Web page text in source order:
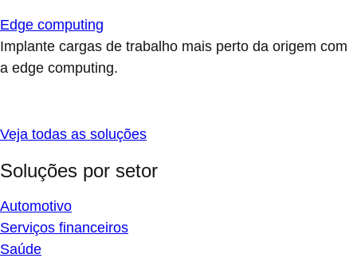
Edge computing
Implante cargas de trabalho mais perto da origem com
a edge computing.
Veja todas as soluções
Soluções por setor
Automotivo
Serviços financeiros
Saúde